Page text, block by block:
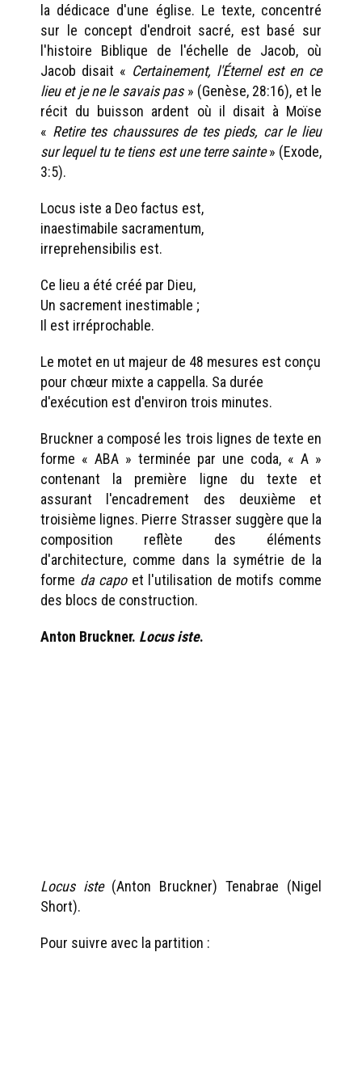
la dédicace d'une église. Le texte, concentré
sur le concept d'endroit sacré, est basé sur
l'histoire Biblique de l'échelle de Jacob, où
Jacob disait « Certainement, l'Éternel est en ce
lieu et je ne le savais pas» (Genèse, 28:16), et le
récit du buisson ardent où il disait à Moïse
« Retire tes chaussures de tes pieds, car le lieu
sur lequel tu te tiens est une terre sainte» (Exode,
3:5).
Locus iste a Deo factus est,
inaestimabile sacramentum,
irreprehensibilis est.
Ce lieu a été créé par Dieu,
Un sacrement inestimable ;
Il est irréprochable.
Le motet en ut majeur de 48 mesures est conçu
pour chœur mixte a cappella. Sa durée
d'exécution est d'environ trois minutes.
Bruckner a composé les trois lignes de texte en
forme « ABA » terminée par une coda, « A »
contenant la première ligne du texte et
assurant l'encadrement des deuxième et
troisième lignes. Pierre Strasser suggère que la
composition reflète des éléments
d'architecture, comme dans la symétrie de la
forme da capoet l'utilisation de motifs comme
des blocs de construction.
Anton Bruckner. Locus iste.
Locus iste(Anton Bruckner) Tenabrae (Nigel
Short).
Pour suivre avec la partition :